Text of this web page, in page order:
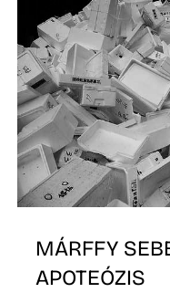
MÁRFFY
APOTEÓZIS